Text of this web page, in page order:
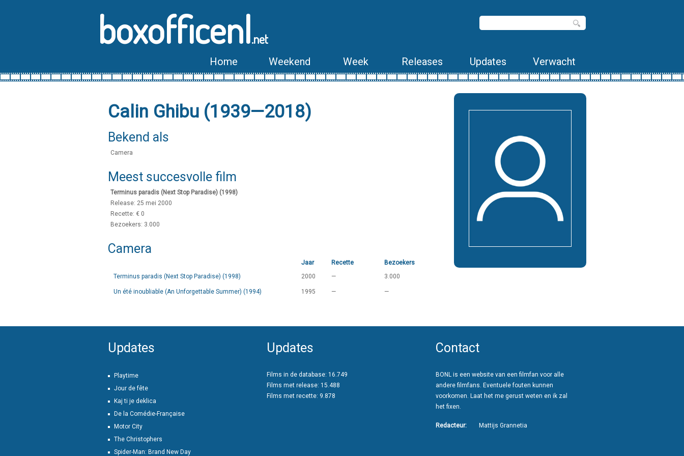
boxofficenl.net
Home Weekend Week Releases Updates Verwacht
Calin Ghibu (1939—2018)
Bekend als
Camera
Meest succesvolle film
Terminus paradis (Next Stop Paradise) (1998)
Release: 25 mei 2000
Recette: € 0
Bezoekers: 3.000
Camera
Jaar Recette
Bezoekers
Terminus paradis (Next Stop Paradise) (1998)
2000 — 3.000
Un été inoubliable (An Unforgettable Summer) (1994) 1995 — —
Updates
Playtime
Jour de fête
Kaj ti je deklica
De la Comédie-Française
Motor City
The Christophers
Spider-Man: Brand New Day
Updates
Films in de database: 16.749
Films met release: 15.488
Films met recette: 9.878
Contact
BONL is een website van een filmfan voor alle
andere filmfans. Eventuele fouten kunnen
voorkomen. Laat het me gerust weten en ik zal
het fixen.
Redacteur: Mattijs Grannetia